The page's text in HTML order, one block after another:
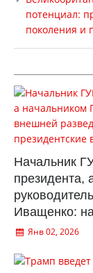
потенциал:
поколения и
Начальник
президента,
Иващенко:
Янв 02, 2026